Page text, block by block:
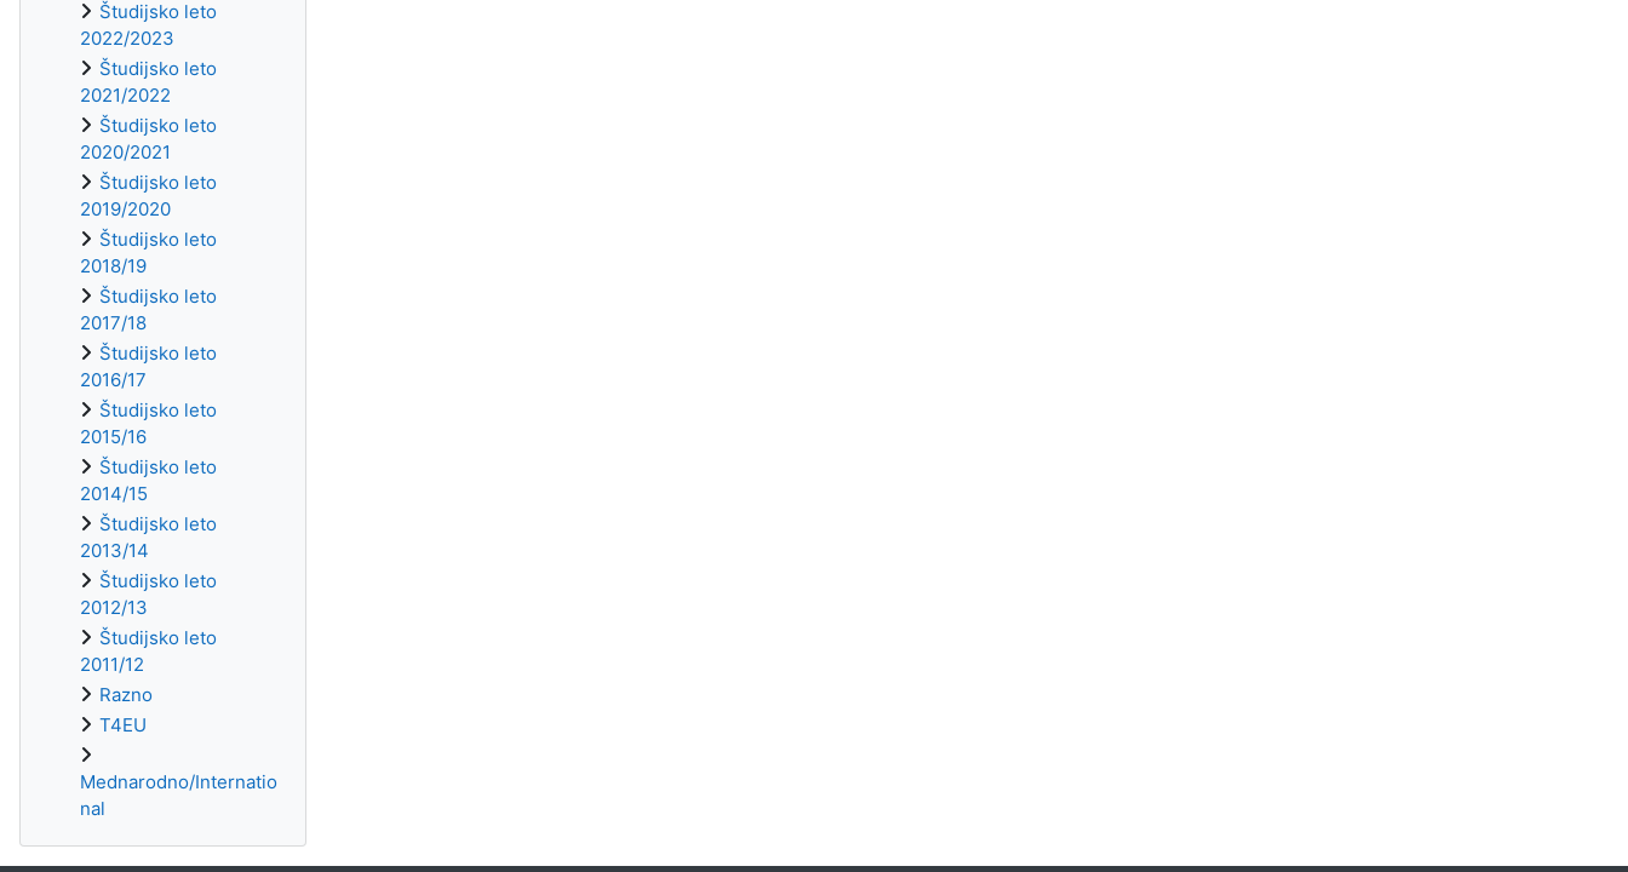
Študijsko leto
2022/2023
Študijsko leto
2021/2022
Študijsko leto
2020/2021
Študijsko leto
2019/2020
Študijsko leto
2018/19
Študijsko leto
2017/18
Študijsko leto
2016/17
Študijsko leto
2015/16
Študijsko leto
2014/15
Študijsko leto
2013/14
Študijsko leto
2012/13
Študijsko leto
2011/12
Razno
T4EU
Mednarodno/Internatio
nal